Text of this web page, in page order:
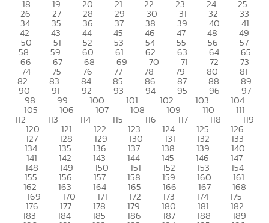
18 19 20 21 22 23 24 25
26 27 28 29 30 31 32 33
34 35 36 37 38 39 40 41
42 43 44 45 46 47 48 49
50 51 52 53 54 55 56 57
58 59 60 61 62 63 64 65
66 67 68 69 70 71 72 73
74 75 76 77 78 79 80 81
82 83 84 85 86 87 88 89
90 91 92 93 94 95 96 97
98 99 100 101 102 103 104
105 106 107 108 109 110 111
112 113 114 115 116 117 118 119
120 121 122 123 124 125 126
127 128 129 130 131 132 133
134 135 136 137 138 139 140
141 142 143 144 145 146 147
148 149 150 151 152 153 154
155 156 157 158 159 160 161
162 163 164 165 166 167 168
169 170 171 172 173 174 175
176 177 178 179 180 181 182
183 184 185 186 187 188 189